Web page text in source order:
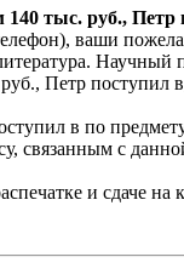
тыс. руб., Петр
ваши
Научный
Петр поступил в,
в по
связанным с
и сдаче на